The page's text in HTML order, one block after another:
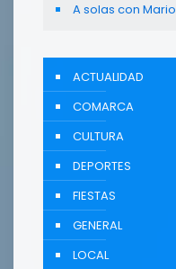
A solas con Mario
ACTUALIDAD
COMARCA
CULTURA
DEPORTES
FIESTAS
GENERAL
LOCAL